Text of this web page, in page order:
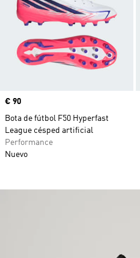
Precio
€ 90
Bota de fútbol F50 Hyperfast
League césped artificial
Performance
Nuevo